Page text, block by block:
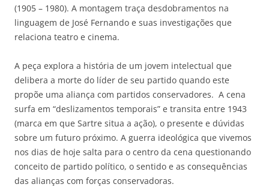
(1905 – 1980). A montagem traça desdobramentos na
linguagem de José Fernando e suas investigações que
relaciona teatro e cinema.
A peça explora a história de um jovem intelectual que
delibera a morte do líder de seu partido quando este
propõe uma aliança com partidos conservadores. A cena
surfa em “deslizamentos temporais” e transita entre 1943
(marca em que Sartre situa a ação), o presente e dúvidas
sobre um futuro próximo. A guerra ideológica que vivemos
nos dias de hoje salta para o centro da cena questionando
conceito de partido político, o sentido e as consequências
das alianças com forças conservadoras.